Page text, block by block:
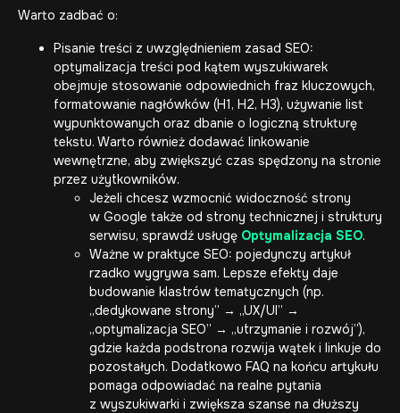
Warto zadbać o:
Pisanie treści z uwzględnieniem zasad SEO:
optymalizacja treści pod kątem wyszukiwarek
obejmuje stosowanie odpowiednich fraz kluczowych,
formatowanie nagłówków (H1, H2, H3), używanie list
wypunktowanych oraz dbanie o logiczną strukturę
tekstu. Warto również dodawać linkowanie
wewnętrzne, aby zwiększyć czas spędzony na stronie
przez użytkowników.
Jeżeli chcesz wzmocnić widoczność strony
w Google także od strony technicznej i struktury
serwisu, sprawdź usługę Optymalizacja SEO.
Ważne w praktyce SEO: pojedynczy artykuł
rzadko wygrywa sam. Lepsze efekty daje
budowanie klastrów tematycznych (np.
„dedykowane strony” → „UX/UI” →
„optymalizacja SEO” → „utrzymanie i rozwój”),
gdzie każda podstrona rozwija wątek i linkuje do
pozostałych. Dodatkowo FAQ na końcu artykułu
pomaga odpowiadać na realne pytania
z wyszukiwarki i zwiększa szanse na dłuższy